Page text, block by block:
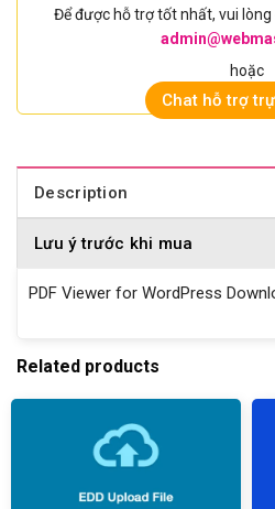
Để được hỗ trợ tốt nhất, vui
hoặc
Chat hỗ trợ
Description
Lưu ý trước khi mua
PDF Viewer for WordPress
Related products